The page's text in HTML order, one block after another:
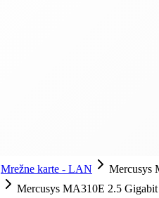
Mrežne karte - LAN
Mercusys
Mercusys MA310E 2.5 Gigabit